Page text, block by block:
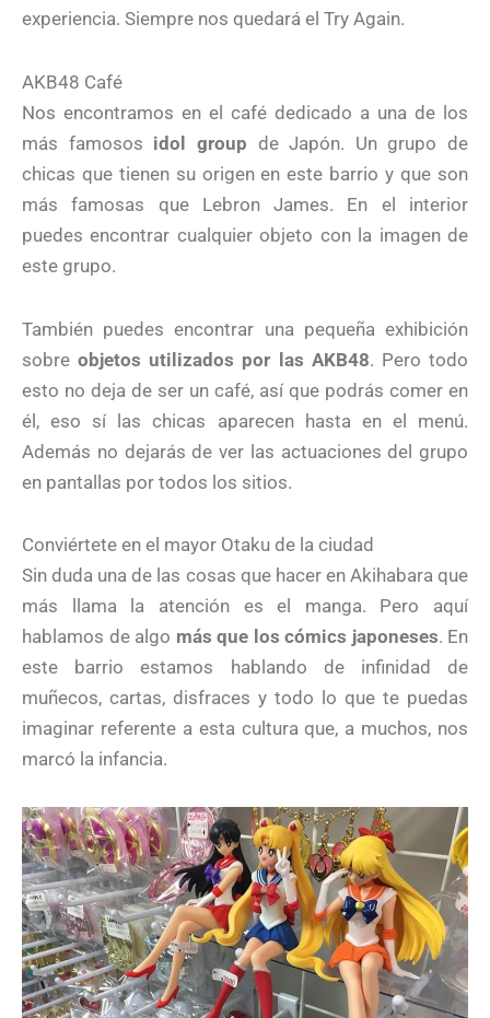
experiencia. Siempre nos quedará el Try Again.
AKB48 Café
Nos encontramos en el café dedicado a una de los
más famosos idol group de Japón. Un grupo de
chicas que tienen su origen en este barrio y que son
más famosas que Lebron James. En el interior
puedes encontrar cualquier objeto con la imagen de
este grupo.
También puedes encontrar una pequeña exhibición
sobreobjetos utilizados por las AKB48. Pero todo
esto no deja de ser un café, así que podrás comer en
él, eso sí las chicas aparecen hasta en el menú.
Además no dejarás de ver las actuaciones del grupo
en pantallas por todos los sitios.
Conviértete en el mayor Otaku de la ciudad
Sin duda una de las cosas que hacer en Akihabara que
más llama la atención es el manga. Pero aquí
hablamos de algo más que los cómics japoneses. En
este barrio estamos hablando de infinidad de
muñecos, cartas, disfraces y todo lo que te puedas
imaginar referente a esta cultura que, a muchos, nos
marcó la infancia.